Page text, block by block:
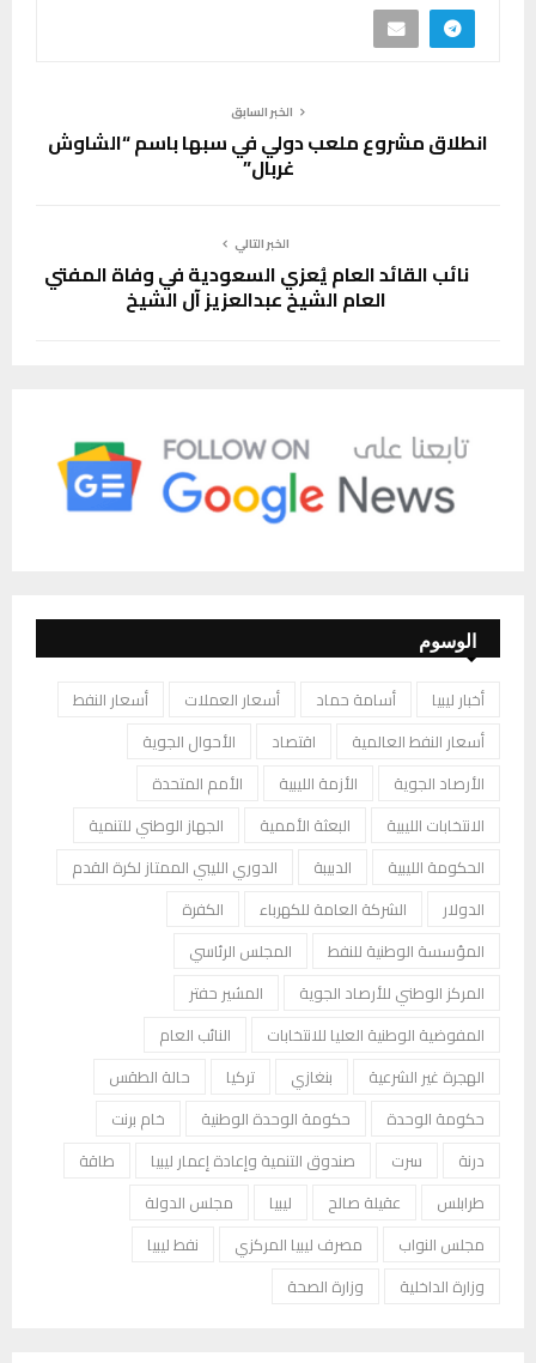
الخبر السابق
انطلاق مشروع ملعب دولي في سبها باسم “الشاوش
غربال”
الخبر التالي
نائب القائد العام يُعزي السعودية في وفاة المفتي
العام الشيخ عبدالعزيز آل الشيخ
الوسوم
أخبار ليبيا أسامة حماد أسعار العملات
أسعار النفط
أسعار النفط العالمية
اقتصاد
الأحوال الجوية
الأرصاد الجوية
الأزمة الليبية
الأمم المتحدة
الانتخابات الليبية
البعثة الأممية
الجهاز الوطني للتنمية
الحكومة الليبية
الدبيبة
الدوري الليبي الممتاز لكرة القدم
الدولار
الشركة العامة للكهرباء
الكفرة
المؤسسة الوطنية للنفط
المجلس الرئاسي
المركز الوطني للأرصاد الجوية
المشير حفتر
المفوضية الوطنية العليا للانتخابات
النائب العام
الهجرة غير الشرعية
بنغازي تركيا
حالة الطقس
حكومة الوحدة
حكومة الوحدة الوطنية
خام برنت
درنة
سرت صندوق التنمية وإعادة إعمار ليبيا
طاقة
طرابلس
عقيلة صالح ليبيا
مجلس الدولة
مجلس النواب
مصرف ليبيا المركزي
نفط ليبيا
وزارة الداخلية
وزارة الصحة